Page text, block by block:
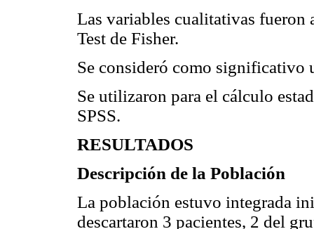
Las variables cualitativas fueron
Test de Fisher.
Se consideró como significativo
Se utilizaron para el cálculo
SPSS.
RESULTADOS
Descripción de la Población
La población estuvo integrada
descartaron 3 pacientes, 2 del